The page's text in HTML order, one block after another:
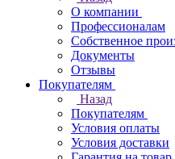
О компании
Профессионалам
Собственное
Документы
Отзывы
Покупателям
Назад
Покупателям
Условия оплаты
Условия доставки